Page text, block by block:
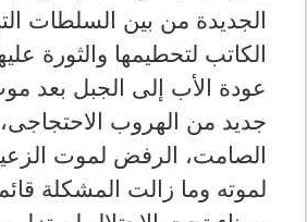
الجديدة من بين السلطات
الكاتب لتحطيمها والثورة
عودة الأب إلى الجبل بعد
جديد من الهروب
الصامت، الرفض لموت
لموته وما زالت المشكلة